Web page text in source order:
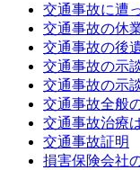
交通事故に遭
交通事故の休
交通事故の後
交通事故の示
交通事故の示
交通事故全般
交通事故治療
交通事故証明
損害保険会社